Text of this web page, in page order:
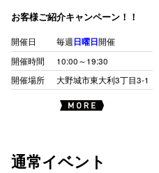
お客様ご紹介キャンペーン！！
開催日 毎週日曜日開催
開催時間
10:00～19:30
開催場所
大野城市東大利3丁目3-1
通常イベント